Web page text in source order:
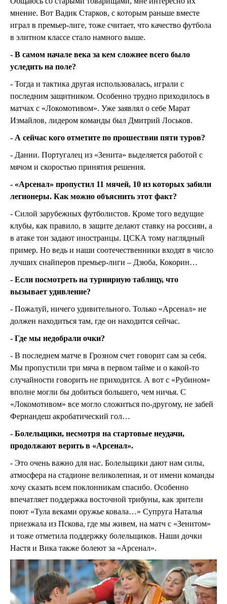
мнение. Вот Вадик Старков, с которым раньше вместе
играл в премьер-лиге, тоже считает, что качество футбола
в элитном классе стало намного выше.
- В самом начале века за кем сложнее всего было
уследить на поле?
- Тогда и тактика другая использовалась, играли с
последним защитником. Особенно трудно приходилось в
матчах с «Локомотивом». Уже заявлял о себе Марат
Измайлов, лидером команды был Дмитрий Лоськов.
- А сейчас кого отметите по прошествии пяти туров?
- Данни. Португалец из «Зенита» выделяется работой с
мячом и скоростью принятия решения.
- «Арсенал» пропустил 11 мячей, 10 из которых забили
легионеры. Как можно объяснить этот факт?
- Силой зарубежных футболистов. Кроме того ведущие
клубы, как правило, в защите делают ставку на россиян, а
в атаке тон задают иностранцы. ЦСКА тому наглядный
пример. Но ведь и наши соотечественники входят в число
лучших снайперов премьер-лиги – Дзюба, Кокорин…
- Если посмотреть на турнирную таблицу, что
вызывает удивление?
- Пожалуй, ничего удивительного. Только «Арсенал» не
должен находиться там, где он находится сейчас.
- Где мы недобрали очки?
- В последнем матче в Грозном счет говорит сам за себя.
Мы пропустили три мяча в первом тайме и о какой-то
случайности говорить не приходится. А вот с «Рубином»
вполне могли бы добиться большего, чем ничья. С
«Локомотивом» все могло сложиться по-другому, не забей
Фернандеш акробатический гол…
- Болельщики, несмотря на стартовые неудачи,
продолжают верить в «Арсенал».
- Это очень важно для нас. Болельщики дают нам силы,
атмосфера на стадионе великолепная, и от имени команды
хочу сказать всем поклонникам спасибо. Особенно
впечатляет поддержка восточной трибуны, как зрители
поют «Тула веками оружье ковала…» Супруга Наталья
приезжала из Пскова, где мы живем, на матч с «Зенитом»
и тоже отметила поддержку болельщиков. Наши дочки
Настя и Вика также болеют за «Арсенал».